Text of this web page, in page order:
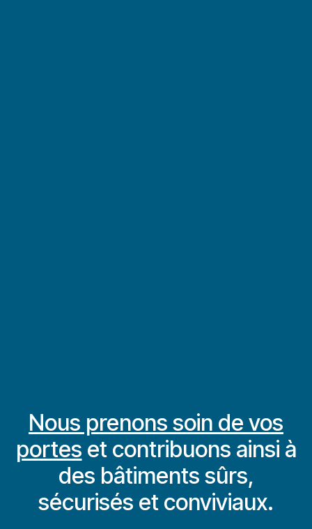
Nous prenons soin de vos
portes et contribuons ainsi à
des bâtiments sûrs,
sécurisés et conviviaux.